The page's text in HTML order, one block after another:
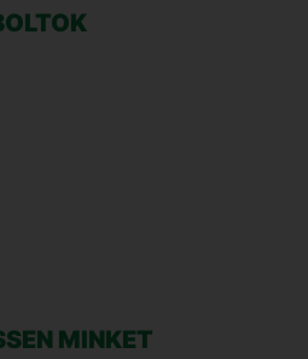
MINKET